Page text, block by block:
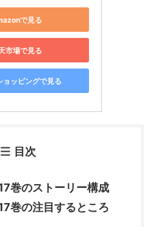
で見る
市場で見る
ョッピングで見る
目次
巻のストーリー構成
巻の注目するところ